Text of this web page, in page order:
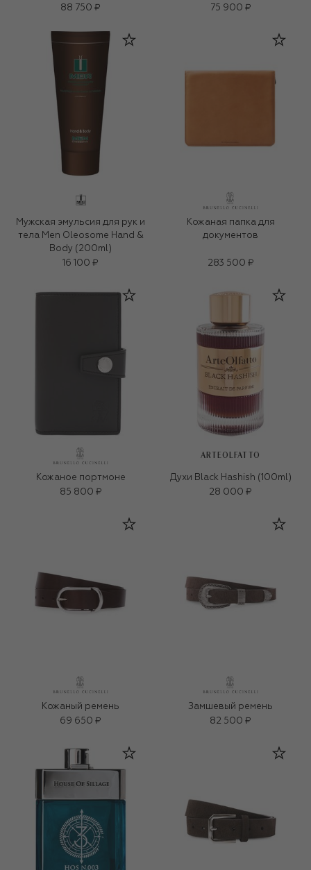
88 750 ₽ 75 900 ₽
Мужская эмульсия для рук и
тела Men Oleosome Hand &
Body (200ml)
16 100 ₽
Кожаная папка для
документов
283 500 ₽
Кожаное портмоне
85 800 ₽
ARTEOLFATTO
Духи Black Hashish (100ml)
28 000 ₽
Кожаный ремень
69 650 ₽
Замшевый ремень
82 500 ₽